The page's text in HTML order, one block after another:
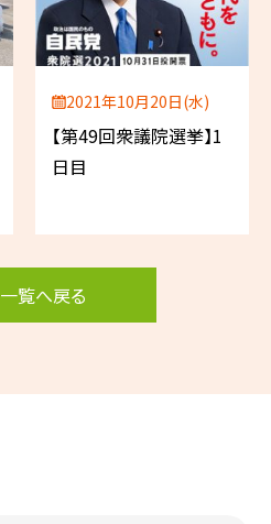
2021年10月20日(水)
【第49回衆議院選挙】1
日目
一覧へ戻る